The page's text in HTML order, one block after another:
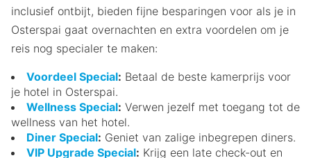
inclusief ontbijt, bieden fijne besparingen voor als je in
Osterspai gaat overnachten en extra voordelen om je
reis nog specialer te maken:
Voordeel Special: Betaal de beste kamerprijs voor
je hotel in Osterspai.
Wellness Special: Verwen jezelf met toegang tot de
wellness van het hotel.
Diner Special: Geniet van zalige inbegrepen diners.
VIP Upgrade Special: Krijg een late check-out en